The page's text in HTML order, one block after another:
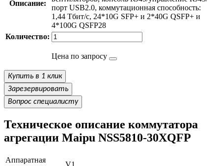
Описание:
порт USB2.0, коммутационная способность:
1,44 Тбит/с, 24*10G SFP+ и 2*40G QSFP+ и
4*100G QSFP28
Количество:
Цена по запросу
Купить в 1 клик
Зарезервировать
Вопрос специалисту
Техническое описание коммутатора
агрегации Maipu NSS5810-30XQFP
Аппаратная
V1